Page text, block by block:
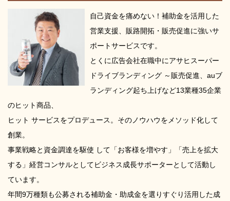
自己資金を痛めない！補助金を活用した
営業支援、販路開拓・販売促進に強いサ
ポートサービスです。
とくに広告会社在職中にアサヒスーパー
ドライブランディング ～販売促進、auブ
ランディング起ち上げなど13業種35企業
のヒット商品、
ヒット サービスをプロデュース。そのノウハウをメソッド化して
創業。
事業戦略と資金調達を駆使 して「お客様を増やす」「売上を拡大
する」経営コンサルとしてビジネス成長サポーターとして活動し
ています。
年間9万種類も公募される補助金・助成金を選りすぐり活用した成